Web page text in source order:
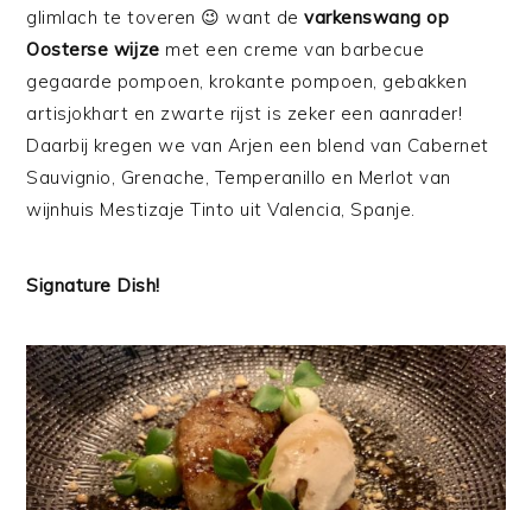
glimlach te toveren 😉 want devarkenswang op
Oosterse wijze met een creme van barbecue
gegaarde pompoen, krokante pompoen, gebakken
artisjokhart en zwarte rijst is zeker een aanrader!
Daarbij kregen we van Arjen een blend van Cabernet
Sauvignio, Grenache, Temperanillo en Merlot van
wijnhuis Mestizaje Tinto uit Valencia, Spanje.
Signature Dish!